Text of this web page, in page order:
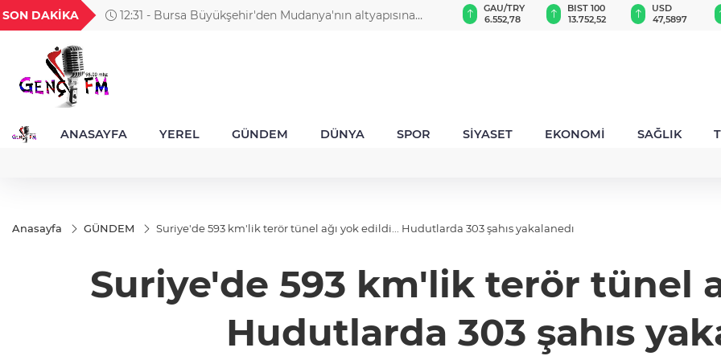
SON DAKİKA
12:31 - Denizli Opera ve Bale Günleri’nde “Kuğu Gölü”
18,1987
TND
16,2478
BGN
28,0626
VND
0,0018
6.552,78
BIST 100
13.752,52
USD
47,5897
EUR
55,0590
ANASAYFA YEREL GÜNDEM DÜNYA SPOR SİYASET EKONOMİ SAĞLIK
Anasayfa GÜNDEM Suriye'de 593 km'lik terör tünel ağı yok edildi... Hudutlarda 303 şahıs yakalanedı
Suriye'de 593 km'lik terör tünel
Hudutlarda 303 şahıs